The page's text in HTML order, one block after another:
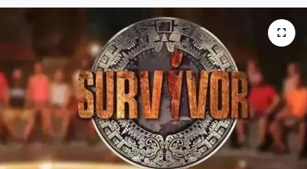
Eğlence
Ekonomi
Forum
Gerçeğin İzinde